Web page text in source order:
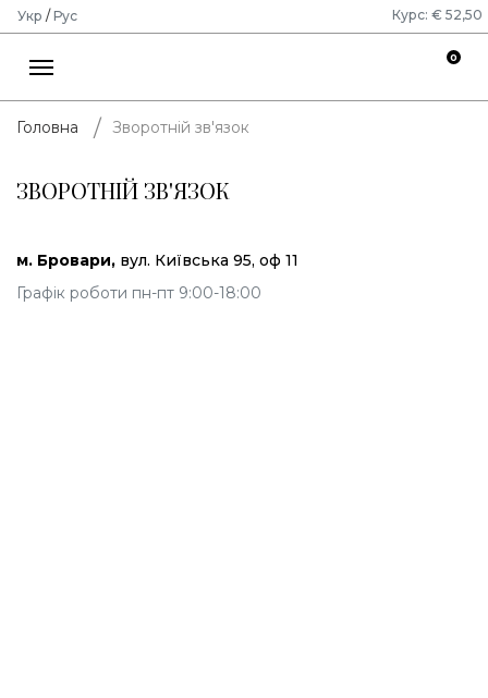
Укр / Рус Курс: € 52,50
0
Головна Зворотній зв'язок
ЗВОРОТНІЙ ЗВ'ЯЗОК
м. Бровари, вул. Київська 95, оф 11
Графік роботи пн-пт 9:00-18:00